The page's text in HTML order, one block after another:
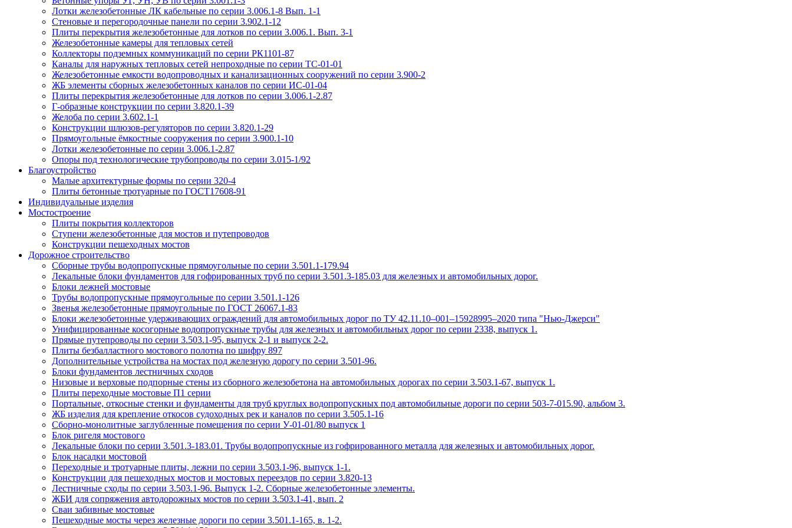
Лотки железобетонные ЛК кабельные по серии 3.006.1-8 Вып. 1-1
Стеновые и перегородочные панели по серии 3.902.1-12
Плиты перекрытия железобетонные для лотков по серии 3.006.1. Вып. 3-1
Железобетонные камеры для тепловых сетей
Коллекторы подземных коммуникаций по серии РК1101-87
Каналы для наружных тепловых сетей непроходные по серии ТС-01-01
Железобетонные емкости водопроводных и канализационных сооружений по серии 3.900-2
ЖБ элементы сборных железобетонных каналов по серии ИС-01-04
Плиты перекрытия железобетонные для лотков по серии 3.006.1-2.87
Г-образные конструкции по серии 3.820.1-39
Желоба по серии 3.602.1-1
Конструкции шлюзов-регуляторов по серии 3.820.1-29
Прямоугольные ёмкостные сооружения по серии 3.900.1-10
Лотки железобетонные по серии 3.006.1-2.87
Опоры под технологические трубопроводы по серии 3.015-1/92
Благоустройство
Малые архитектурные формы по серии 320-4
Плиты бетонные тротуарные по ГОСТ17608-91
Индивидуальные изделия
Мостостроение
Плиты покрытия коллекторов
Ступени железобетонные для мостов и путепроводов
Конструкции пешеходных мостов
Дорожное строительство
Сборные трубы водопропускные прямоугольные по серии 3.501.1-179.94
Лекальные блоки фундаментов для гофрированных труб по серии 3.501.3-185.03 для железных и автомобильных дорог.
Блоки лежней мостовые
Трубы водопропускные прямоугольные по серии 3.501.1-126
Звенья железобетонные прямоугольные по ГОСТ 26067.1-83
Блоки железобетонные удерживающих ограждений для автомобильных дорог по ТУ 42.11.10–001–15928995–2020 типа "Нью-Джерси"
Унифицированные косогорные водопропускные трубы для железных и автомобильных дорог по серии 2338, выпуск 1.
Прямые путепроводы по серии 3.503.1-95, выпуск 2-1 и выпуск 2-2.
Плиты безбалластного мостового полотна по шифру 897
Дополнительные устройства на мостах под железную дорогу по серии 3.501-96.
Блоки фундаментов лестничных сходов
Низовые и верховые подпорные стены из сборного железобетона на автомобильных дорогах по серии 3.503.1-67, выпуск 1.
Плиты переходные мостовые П1 серии
Портальные, откосные стенки и фундаменты для труб круглых водопропускных под автомобильные дороги по серии 503-7-015.90, альбом 3.
ЖБ изделия для крепление откосов судоходных рек и каналов по серии 3.505.1-16
Сборно-монолитные заглубленные помещения по серии У-01-01/80 выпуск 1
Блок ригеля мостового
Лекальные блоки по серии 3.501.3-183.01. Трубы водопропускные из гофрированного металла для железных и автомобильных дорог.
Блок насадки мостовой
Переходные и тротуарные плиты, лежни по серии 3.503.1-96, выпуск 1-1.
Конструкции для пешеходных мостов и мостовых переездов по серии 3.820-13
Лестничные сходы по серии 3.503.1-96. Выпуск 1-2. Сборные железобетонные элементы.
ЖБИ для сопряжения автодорожных мостов по серии 3.503.1-41, вып. 2
Сваи забивные мостовые
Пешеходные мосты через железные дороги по серии 3.501.1-165, в. 1-2.